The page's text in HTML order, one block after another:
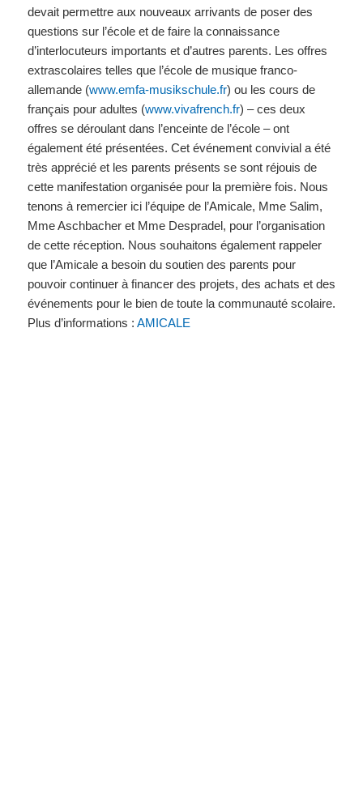
devait permettre aux nouveaux arrivants de poser des
questions sur l’école et de faire la connaissance
d’interlocuteurs importants et d’autres parents. Les offres
extrascolaires telles que l’école de musique franco-
allemande (www.emfa-musikschule.fr) ou les cours de
français pour adultes (www.vivafrench.fr) – ces deux
offres se déroulant dans l’enceinte de l’école – ont
également été présentées. Cet événement convivial a été
très apprécié et les parents présents se sont réjouis de
cette manifestation organisée pour la première fois. Nous
tenons à remercier ici l’équipe de l’Amicale, Mme Salim,
Mme Aschbacher et Mme Despradel, pour l’organisation
de cette réception. Nous souhaitons également rappeler
que l’Amicale a besoin du soutien des parents pour
pouvoir continuer à financer des projets, des achats et des
événements pour le bien de toute la communauté scolaire.
Plus d’informations : AMICALE